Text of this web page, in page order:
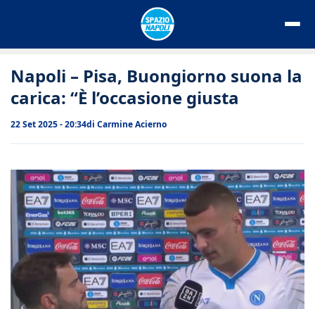
Napoli – Pisa, Buongiorno suona la
carica: “È l’occasione giusta
22 Set 2025 - 20:34di Carmine Acierno